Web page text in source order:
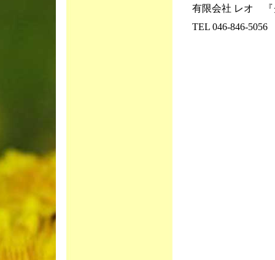
有限会社 レオ 『
TEL 046-846-5056